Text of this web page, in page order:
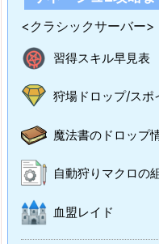
<クラシックサーバー>
習得スキル早見表
狩場ドロップ/スポ
魔法書のドロップ
自動狩りマクロの
血盟レイド